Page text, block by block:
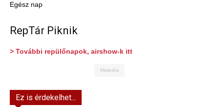
Egész nap
RepTár Piknik
> További repülőnapok, airshow-k itt
Hirdetés
Ez is érdekelhet...